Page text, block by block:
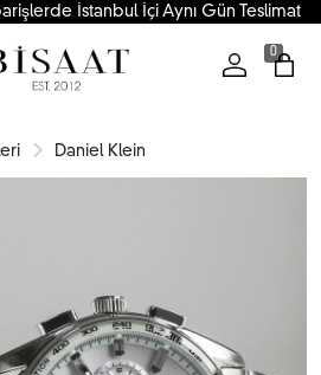
İstanbul İçi Aynı Gün Teslimat
0
Daniel Klein